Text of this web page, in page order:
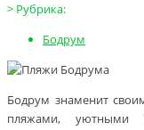
> Рубрика:
Бодрум
Бодрум знаменит
пляжами, уютными